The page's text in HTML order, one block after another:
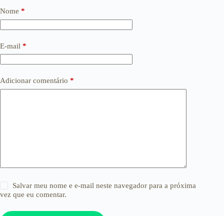
Nome *
E-mail *
Adicionar comentário *
Salvar meu nome e e-mail neste navegador para a próxima
vez que eu comentar.